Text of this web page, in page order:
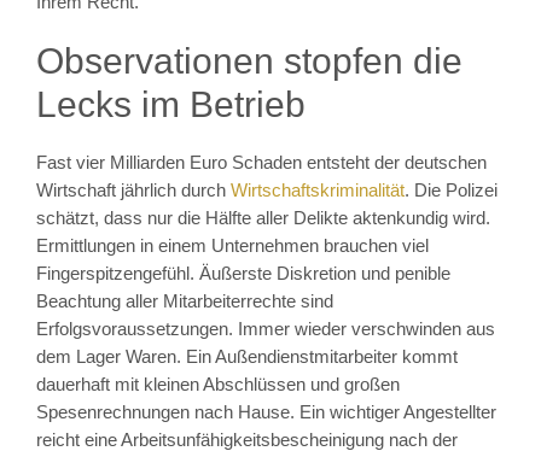
Observationen stopfen die
Lecks im Betrieb
Fast vier Milliarden Euro Schaden entsteht der deutschen
Wirtschaft jährlich durch Wirtschaftskriminalität. Die Polizei
schätzt, dass nur die Hälfte aller Delikte aktenkundig wird.
Ermittlungen in einem Unternehmen brauchen viel
Fingerspitzengefühl. Äußerste Diskretion und penible
Beachtung aller Mitarbeiterrechte sind
Erfolgsvoraussetzungen. Immer wieder verschwinden aus
dem Lager Waren. Ein Außendienstmitarbeiter kommt
dauerhaft mit kleinen Abschlüssen und großen
Spesenrechnungen nach Hause. Ein wichtiger Angestellter
reicht eine Arbeitsunfähigkeitsbescheinigung nach der